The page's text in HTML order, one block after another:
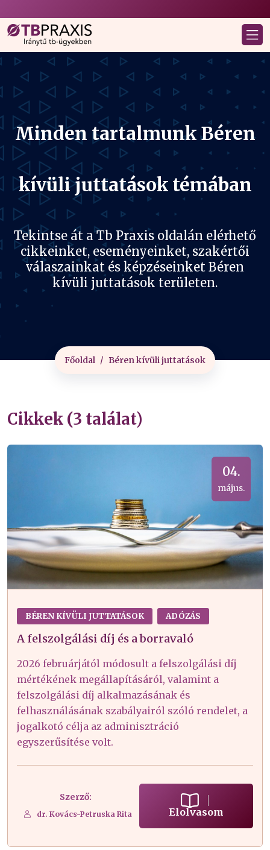
Minden tartalmunk Béren
kívüli juttatások témában
Tekintse át a Tb Praxis oldalán elérhető
cikkeinket, eseményeinket, szakértői
válaszainkat és képzéseinket Béren
kívüli juttatások területen.
Főoldal Béren kívüli juttatások
Cikkek (3 találat)
04.
május.
BÉREN KÍVÜLI JUTTATÁSOK ADÓZÁS
A felszolgálási díj és a borravaló
2026 februárjától módosult a felszolgálási díj
mértékének megállapításáról, valamint a
felszolgálási díj alkalmazásának és
felhasználásának szabályairól szóló rendelet, a
jogalkotó célja az adminisztráció
egyszerűsítése volt.
Szerző:
dr. Kovács-Petruska Rita Elolvasom